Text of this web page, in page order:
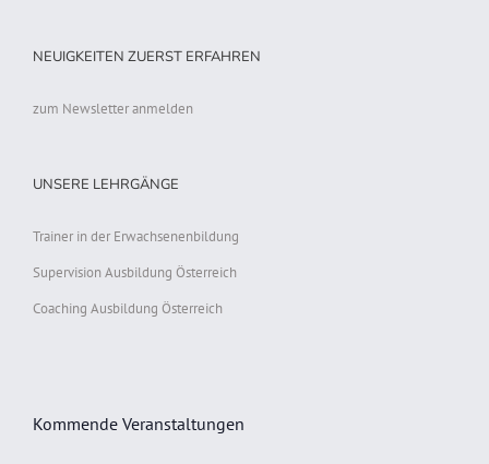
NEUIGKEITEN ZUERST ERFAHREN
zum Newsletter anmelden
UNSERE LEHRGÄNGE
Trainer in der Erwachsenenbildung
Supervision Ausbildung Österreich
Coaching Ausbildung Österreich
Kommende Veranstaltungen